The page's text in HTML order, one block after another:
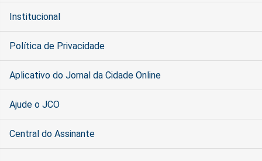
Institucional
Política de Privacidade
Aplicativo do Jornal da Cidade Online
Ajude o JCO
Central do Assinante